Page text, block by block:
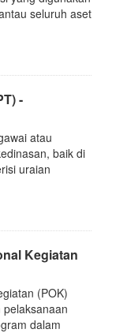
seluruh aset
-
atau
baik di
uraian
Kegiatan
(POK)
dalam